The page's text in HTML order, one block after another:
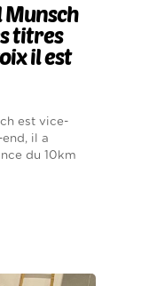
Munsch
titres
il est
est vice-
il a
du 10km